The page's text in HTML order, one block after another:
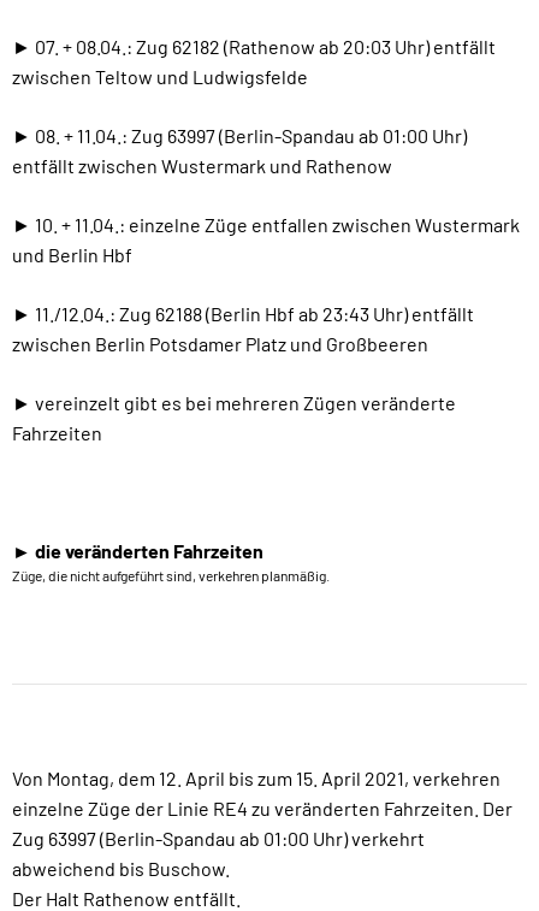
► 07. + 08.04.: Zug 62182 (Rathenow ab 20:03 Uhr) entfällt
zwischen Teltow und Ludwigsfelde
► 08. + 11.04.: Zug 63997 (Berlin-Spandau ab 01:00 Uhr)
entfällt zwischen Wustermark und Rathenow
► 10. + 11.04.: einzelne Züge entfallen zwischen Wustermark
und Berlin Hbf
► 11./12.04.: Zug 62188 (Berlin Hbf ab 23:43 Uhr) entfällt
zwischen Berlin Potsdamer Platz und Großbeeren
► vereinzelt gibt es bei mehreren Zügen veränderte
Fahrzeiten
► die veränderten Fahrzeiten
Züge, die nicht aufgeführt sind, verkehren planmäßig.
Von Montag, dem 12. April bis zum 15. April 2021, verkehren
einzelne Züge der Linie RE4 zu veränderten Fahrzeiten. Der
Zug 63997 (Berlin-Spandau ab 01:00 Uhr) verkehrt
abweichend bis Buschow.
Der Halt Rathenow entfällt.